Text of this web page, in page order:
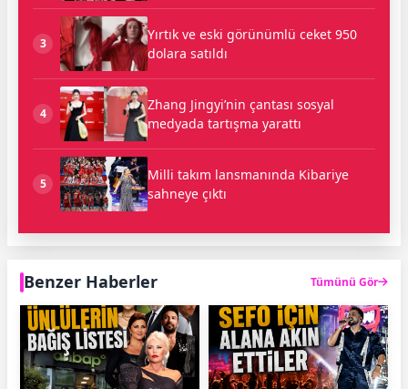
3
Yırtık ve eski görünümlü ceket 950
dolara satıldı
4
Zhang Jingyi’nin çantası sosyal
medyada tartışma yarattı
5
Milli takım lansmanında Kibariye
sahneye çıktı
Benzer Haberler Tümünü Gör